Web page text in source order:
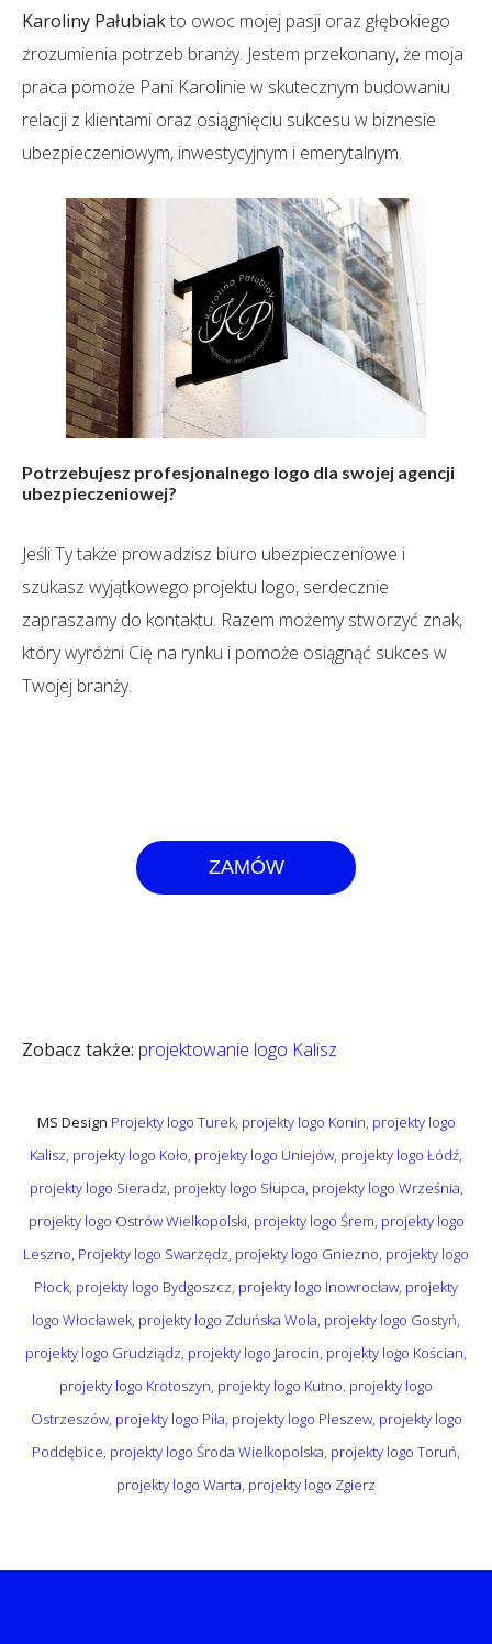
Karoliny Pałubiakto owoc mojej pasji oraz głębokiego
zrozumienia potrzeb branży. Jestem przekonany, że moja
praca pomoże Pani Karolinie w skutecznym budowaniu
relacji z klientami oraz osiągnięciu sukcesu w biznesie
ubezpieczeniowym, inwestycyjnym i emerytalnym.
Potrzebujesz profesjonalnego logo dla swojej agencji
ubezpieczeniowej?
Jeśli Ty także prowadzisz biuro ubezpieczeniowe i
szukasz wyjątkowego projektu logo, serdecznie
zapraszamy do kontaktu. Razem możemy stworzyć znak,
który wyróżni Cię na rynku i pomoże osiągnąć sukces w
Twojej branży.
ZAMÓW
Zobacz także: projektowanie logo Kalisz
MS Design Projekty logo Turek, projekty logo Konin, projekty logo
Kalisz, projekty logo Koło, projekty logo Uniejów, projekty logo Łódź,
projekty logo Sieradz, projekty logo Słupca, projekty logo Września,
projekty logo Ostrów Wielkopolski, projekty logo Śrem, projekty logo
Leszno, Projekty logo Swarzędz, projekty logo Gniezno, projekty logo
Płock, projekty logo Bydgoszcz, projekty logo Inowrocław, projekty
logo Włocławek, projekty logo Zduńska Wola, projekty logo Gostyń,
projekty logo Grudziądz, projekty logo Jarocin, projekty logo Kościan,
projekty logo Krotoszyn, projekty logo Kutno. projekty logo
Ostrzeszów, projekty logo Piła, projekty logo Pleszew, projekty logo
Poddębice, projekty logo Środa Wielkopolska, projekty logo Toruń,
projekty logo Warta, projekty logo Zgierz